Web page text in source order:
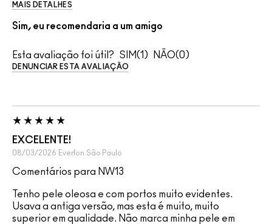
MAIS DETALHES
Sim, eu recomendaria a um amigo
Esta avaliação foi útil? 1 0
DENUNCIAR ESTA AVALIAÇÃO
EXCELENTE!
08/03/2026 Everton São Paulo
Comentários para NW13
Tenho pele oleosa e com portos muito evidentes.
Usava a antiga versão, mas esta é muito, muito
superior em qualidade. Não marca minha pele em